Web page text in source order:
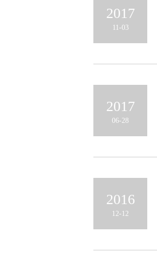
2017
11-03
2017
06-28
2016
12-12